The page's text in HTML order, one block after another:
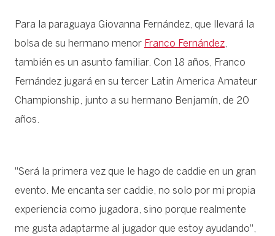
Para la paraguaya Giovanna Fernández, que llevará la
bolsa de su hermano menor Franco Fernández,
también es un asunto familiar. Con 18 años, Franco
Fernández jugará en su tercer Latin America Amateur
Championship, junto a su hermano Benjamín, de 20
años.
"Será la primera vez que le hago de caddie en un gran
evento. Me encanta ser caddie, no solo por mi propia
experiencia como jugadora, sino porque realmente
me gusta adaptarme al jugador que estoy ayudando",